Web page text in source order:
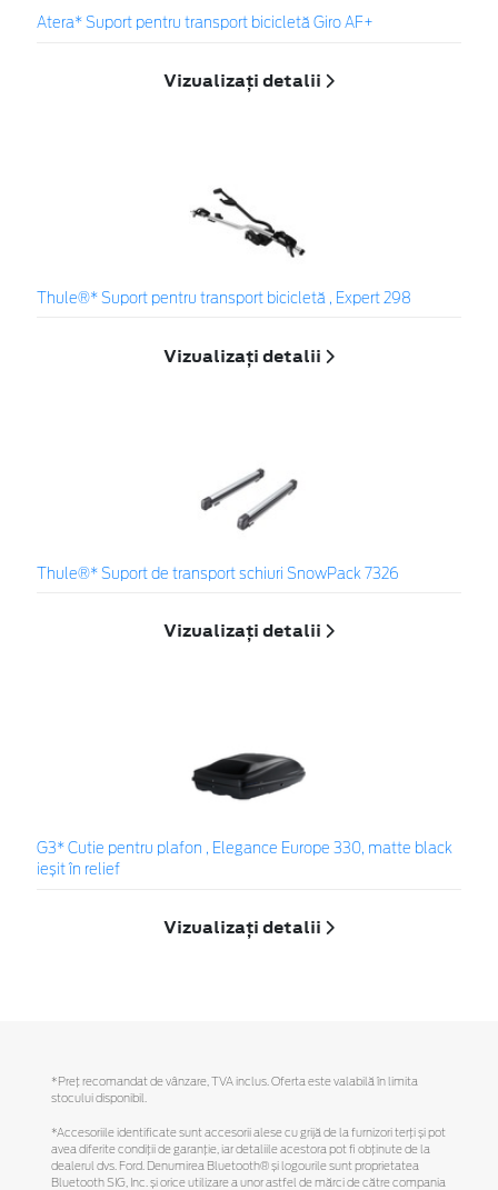
Atera* Suport pentru transport bicicletă Giro AF+
Vizualizați detalii
Thule®* Suport pentru transport bicicletă , Expert 298
Vizualizați detalii
Thule®* Suport de transport schiuri SnowPack 7326
Vizualizați detalii
G3* Cutie pentru plafon , Elegance Europe 330, matte black
ieșit în relief
Vizualizați detalii
*Preţ recomandat de vânzare, TVA inclus. Oferta este valabilă în limita
stocului disponibil.
*Accesoriile identificate sunt accesorii alese cu grijă de la furnizori terți și pot
avea diferite condiții de garanție, iar detaliile acestora pot fi obținute de la
dealerul dvs. Ford. Denumirea Bluetooth® și logourile sunt proprietatea
Bluetooth SIG, Inc. și orice utilizare a unor astfel de mărci de către compania